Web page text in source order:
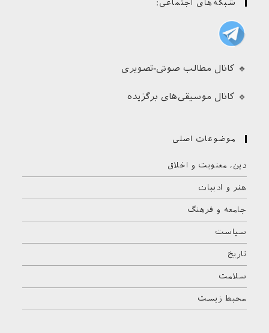
شبکه‌های اجتماعی:
🔹 کانال مطالب صوتی-تصویری
🔹 کانال موسیقی‌های برگزیده
موضوعات اصلی
دین، معنویت و اخلاق
هنر و ادبیات
جامعه و فرهنگ
سیاست
تاریخ
سلامت
محیط زیست